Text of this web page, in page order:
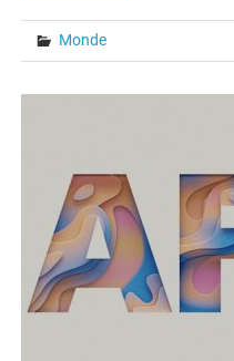
Monde